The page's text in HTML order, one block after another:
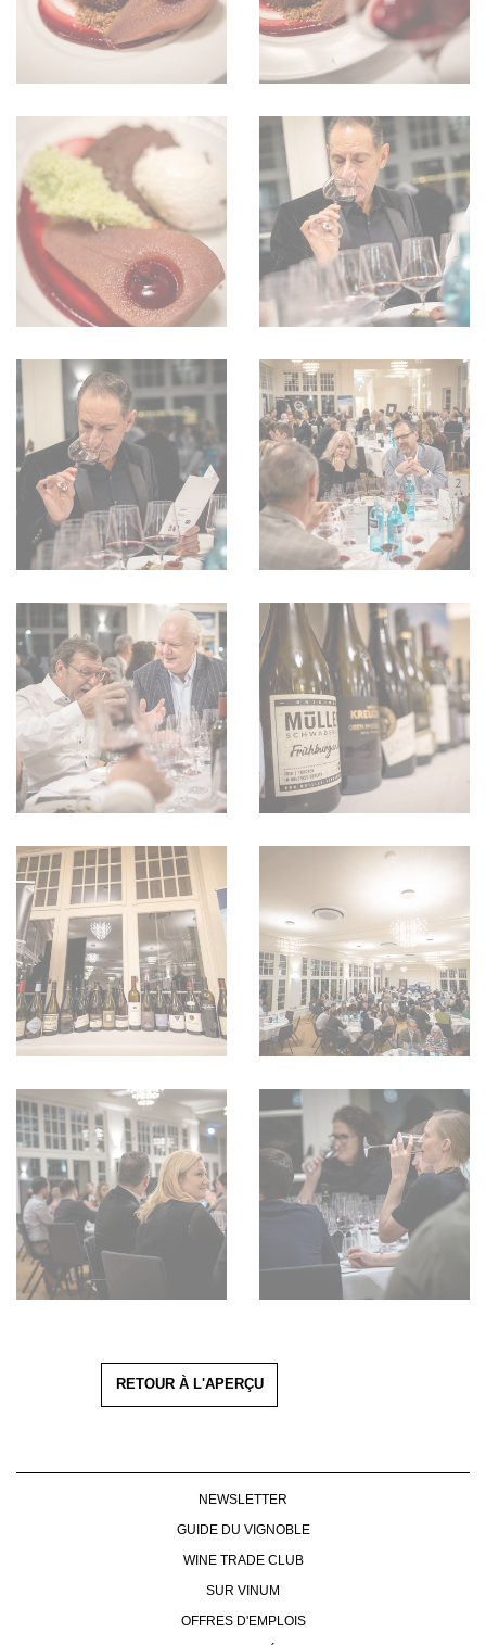
RETOUR À L'APERÇU
NEWSLETTER
GUIDE DU VIGNOBLE
WINE TRADE CLUB
SUR VINUM
OFFRES D'EMPLOIS